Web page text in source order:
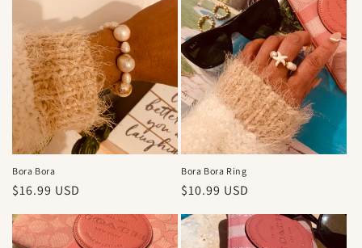
:
Bora Bora
Precio
$16.99 USD
Bora Bora Ring
Precio
$10.99 USD